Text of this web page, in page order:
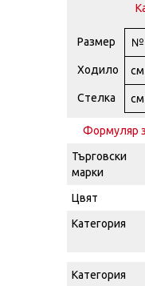
Размер №
Ходило см
Стелка см
Формуляр
Търговски
марки
Цвят
Категория
Категория